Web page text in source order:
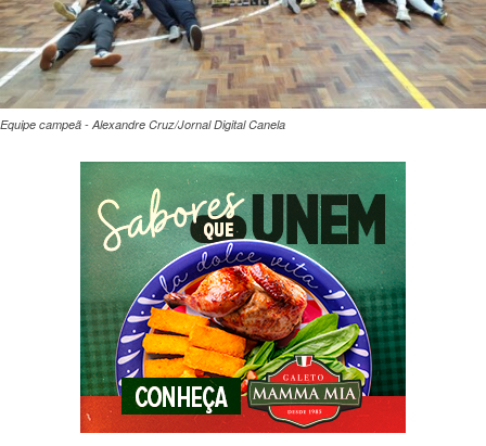
Equipe campeã - Alexandre Cruz/Jornal Digital Canela